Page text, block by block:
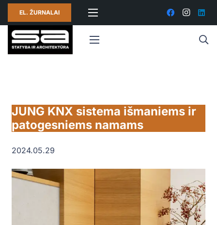
EL. ŽURNALAI
JUNG KNX sistema išmaniems ir
patogesniems namams
2024.05.29